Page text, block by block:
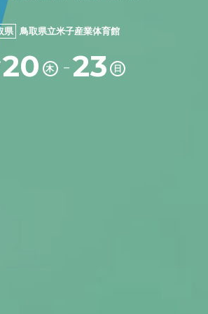
県 鳥取県立米子産業体育館
20 木 － 23 日